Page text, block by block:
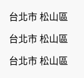
台北市 松山區
台北市 松山區
台北市 松山區